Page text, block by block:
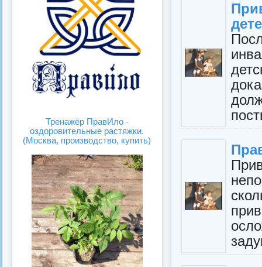
Тренажёр ПравИло -
оздоровительные растяжки.
(Москва, производство, купить)